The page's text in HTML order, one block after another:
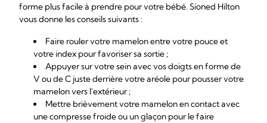
forme plus facile à prendre pour votre bébé. Sioned Hilton
vous donne les conseils suivants :
Faire rouler votre mamelon entre votre pouce et
votre index pour favoriser sa sortie ;
Appuyer sur votre sein avec vos doigts en forme de
V ou de C juste derrière votre aréole pour pousser votre
mamelon vers l'extérieur ;
Mettre brièvement votre mamelon en contact avec
une compresse froide ou un glaçon pour le faire